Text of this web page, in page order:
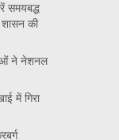
समयबद्ध
शासन की
ने नेशनल
में गिरा